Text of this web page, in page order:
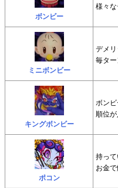
ボンビー
様々
ミニボンビー
デメ
毎タ
キングボンビー
ボン
順位
ポコン
持っ
お金